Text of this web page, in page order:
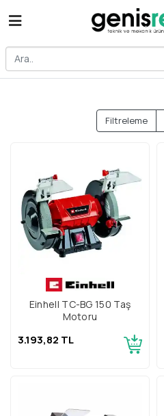
Filtreleme
Einhell TC-BG 150 Taş
Motoru
3.193,82 TL